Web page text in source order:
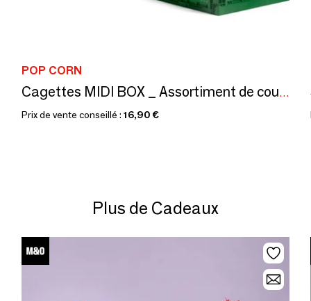
POP CORN
Cagettes MIDI BOX _ Assortiment de couleurs
Prix de vente conseillé : 16,90 €
Plus de Cadeaux